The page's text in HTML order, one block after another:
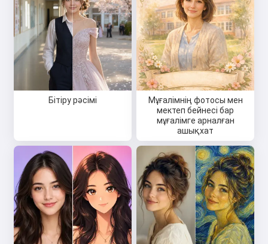
Бітіру рәсімі
Мұғалімнің фотосы мен
мектеп бейнесі бар
мұғалімге арналған
ашықхат